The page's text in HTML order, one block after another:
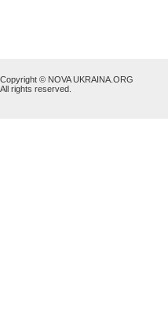
Copyright © NOVA UKRAINA.ORG
All rights reserved.